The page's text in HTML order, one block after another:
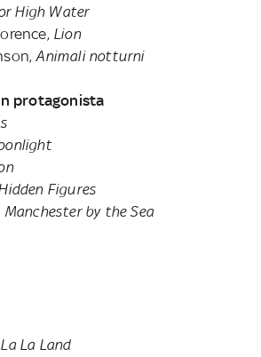
High Water
Lion
Animali notturni
protagonista
Figures
Manchester by the Sea
La La Land